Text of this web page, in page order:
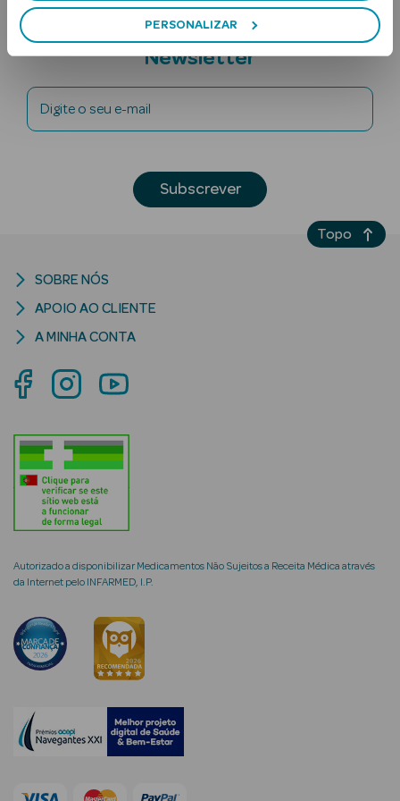
PERSONALIZAR
Rosto
Lábios
Criança
Rosto e
Ver Tudo
Cosmética
Hidratantes
Séruns Faciais
Creme de Olhos
envelhecimento
Subscreva a
Newsletter
Digite o seu e-mail
Subscrever
Autorizado a disponibilizar Medicamentos Não Sujeitos a Receita Médica através
da Internet pelo INFARMED, I.P.
SOBRE NÓS
APOIO AO CLIENTE
A MINHA CONTA
Topo